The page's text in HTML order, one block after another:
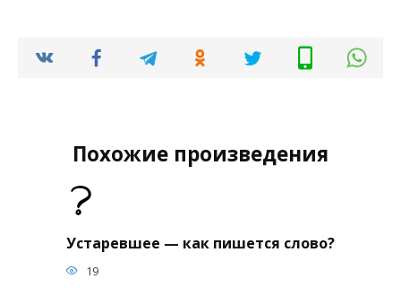
Похожие произведения
Устаревшее — как пишется слово?
19